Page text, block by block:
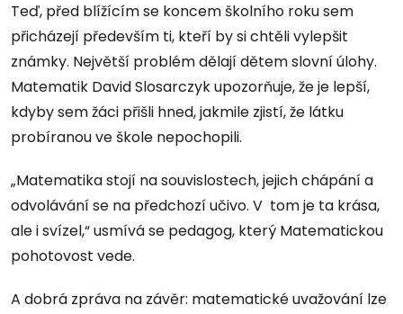
Teď, před blížícím se koncem školního roku sem
přicházejí především ti, kteří by si chtěli vylepšit
známky. Největší problém dělají dětem slovní úlohy.
Matematik David Slosarczyk upozorňuje, že je lepší,
kdyby sem žáci přišli hned, jakmile zjistí, že látku
probíranou ve škole nepochopili.
„Matematika stojí na souvislostech, jejich chápání a
odvolávání se na předchozí učivo. V tom je ta krása,
ale i svízel,“ usmívá se pedagog, který Matematickou
pohotovost vede.
A dobrá zpráva na závěr: matematické uvažování lze